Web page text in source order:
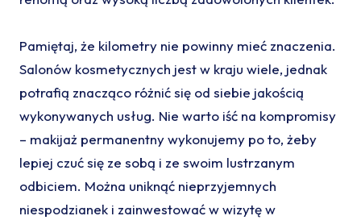
Pamiętaj, że kilometry nie powinny mieć znaczenia.
Salonów kosmetycznych jest w kraju wiele, jednak
potrafią znacząco różnić się od siebie jakością
wykonywanych usług. Nie warto iść na kompromisy
– makijaż permanentny wykonujemy po to, żeby
lepiej czuć się ze sobą i ze swoim lustrzanym
odbiciem. Można uniknąć nieprzyjemnych
niespodzianek i zainwestować w wizytę w